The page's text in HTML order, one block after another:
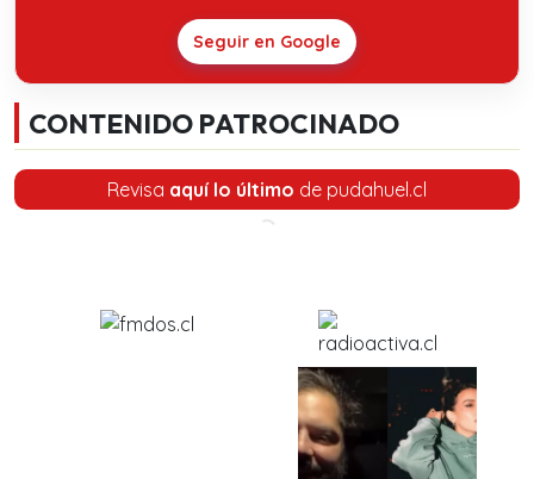
Seguir en Google
CONTENIDO PATROCINADO
Revisa aquí lo último de pudahuel.cl